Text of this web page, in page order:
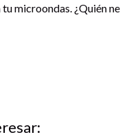
microondas. ¿Quién